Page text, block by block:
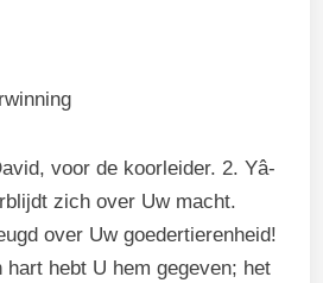
voor de koorleider. 2. Yâ-
zich over Uw macht.
over Uw goedertierenheid!
hebt U hem gegeven; het